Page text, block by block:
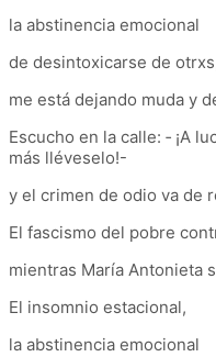
la abstinencia emocional
de desintoxicarse de
me está dejando muda y
Escucho en la calle: ‐ ¡A
más lléveselo!-
y el crimen de odio va de
El fascismo del pobre
mientras María Antonieta
El insomnio estacional,
la abstinencia emocional